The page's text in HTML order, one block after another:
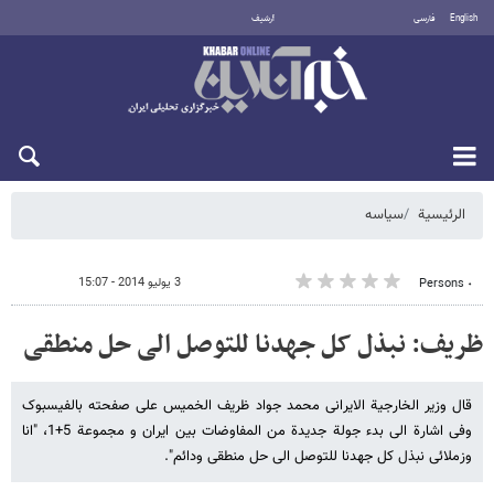
English فارسی أرشيف
الرئيسية سیاسه
٠ Persons 3 يوليو 2014 - 15:07
ظریف: نبذل کل جهدنا للتوصل الی حل منطقی
قال وزیر الخارجیة الایرانی محمد جواد ظریف الخمیس علی صفحته بالفیسبوک
وفی اشارة الی بدء جولة جدیدة من المفاوضات بین ایران و مجموعة 5+1، "انا
وزملائی نبذل کل جهدنا للتوصل الی حل منطقی ودائم".